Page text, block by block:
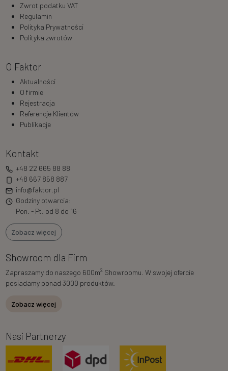
Zwrot podatku VAT
Regulamin
Polityka Prywatności
Polityka zwrotów
O Faktor
Aktualności
O firmie
Rejestracja
Referencje Klientów
Publikacje
Kontakt
+48 22 665 88 88
+48 667 858 887
info@faktor.pl
Godziny otwarcia:
Pon. - Pt. od 8 do 16
Zobacz więcej
Showroom dla Firm
Zapraszamy do naszego 600m2 Showroomu. W swojej ofercie
posiadamy ponad 3000 produktów.
Zobacz więcej
Nasi Partnerzy